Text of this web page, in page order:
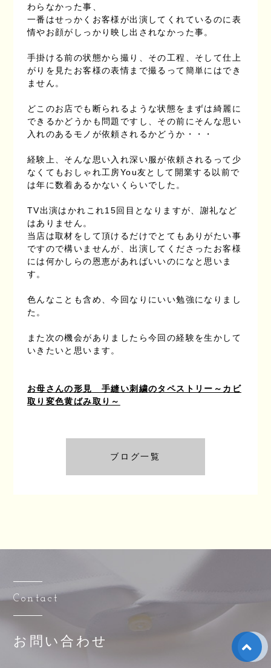
わらなかった事、
一番はせっかくお客様が出演してくれているのに表
情やお顔がしっかり映し出されなかった事。
手掛ける前の状態から撮り、その工程、そして仕上
がりを見たお客様の表情まで撮るって簡単にはでき
ません。
どこのお店でも断られるような状態をまずは綺麗に
できるかどうかも問題ですし、その前にそんな思い
入れのあるモノが依頼されるかどうか・・・
経験上、そんな思い入れ深い服が依頼されるって少
なくてもおしゃれ工房You友として開業する以前で
は年に数着あるかないくらいでした。
TV出演はかれこれ15回目となりますが、謝礼など
はありません。
当店は取材をして頂けるだけでとてもありがたい事
ですので構いませんが、出演してくださったお客様
には何かしらの恩恵があればいいのになと思いま
す。
色んなことも含め、今回なりにいい勉強になりまし
た。
また次の機会がありましたら今回の経験を生かして
いきたいと思います。
お母さんの形見 手縫い刺繍のタペストリー～カビ
取り変色黄ばみ取り～
ブログ一覧
Contact
お問い合わせ